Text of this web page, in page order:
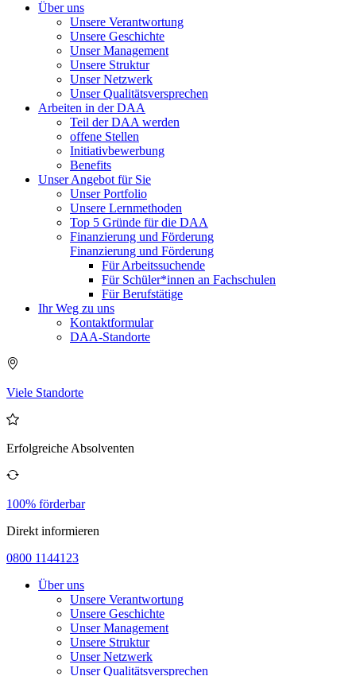
Über uns
Unsere Verantwortung
Unsere Geschichte
Unser Management
Unsere Struktur
Unser Netzwerk
Unser Qualitätsversprechen
Arbeiten in der DAA
Teil der DAA werden
offene Stellen
Initiativbewerbung
Benefits
Unser Angebot für Sie
Unser Portfolio
Unsere Lernmethoden
Top 5 Gründe für die DAA
Finanzierung und Förderung
Finanzierung und Förderung
Für Arbeitssuchende
Für Schüler*innen an Fachschulen
Für Berufstätige
Ihr Weg zu uns
Kontaktformular
DAA-Standorte
Viele Standorte
Erfolgreiche Absolventen
100% förderbar
Direkt informieren
0800 1144123
Über uns
Unsere Verantwortung
Unsere Geschichte
Unser Management
Unsere Struktur
Unser Netzwerk
Unser Qualitätsversprechen